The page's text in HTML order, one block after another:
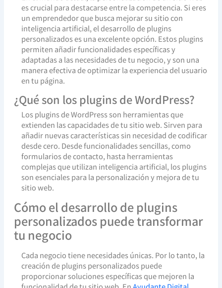
es crucial para destacarse entre la competencia. Si eres
un emprendedor que busca mejorar su sitio con
inteligencia artificial, el desarrollo de plugins
personalizados es una excelente opción. Estos plugins
permiten añadir funcionalidades específicas y
adaptadas a las necesidades de tu negocio, y son una
manera efectiva de optimizar la experiencia del usuario
en tu página.
¿Qué son los plugins de WordPress?
Los plugins de WordPress son herramientas que
extienden las capacidades de tu sitio web. Sirven para
añadir nuevas características sin necesidad de codificar
desde cero. Desde funcionalidades sencillas, como
formularios de contacto, hasta herramientas
complejas que utilizan inteligencia artificial, los plugins
son esenciales para la personalización y mejora de tu
sitio web.
Cómo el desarrollo de plugins
personalizados puede transformar
tu negocio
Cada negocio tiene necesidades únicas. Por lo tanto, la
creación de plugins personalizados puede
proporcionar soluciones específicas que mejoren la